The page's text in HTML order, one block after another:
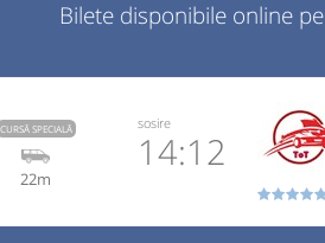
Bilete disponibile online pe
CURSĂ SPECIALĂ
22m
sosire
14:12